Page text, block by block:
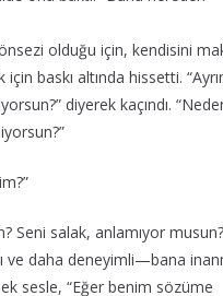
olduğu için, kendisini
baskı altında hissetti.
diyerek kaçındı.
Seni salak, anlamıyor
ve daha deneyimli—bana
sesle, “Eğer benim sözüme